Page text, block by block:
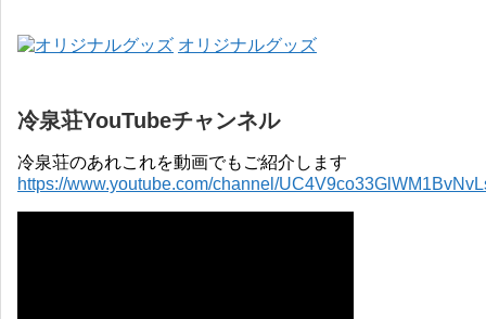
オリジナルグッズ
冷泉荘YouTubeチャンネル
冷泉荘のあれこれを動画でもご紹介します
https://www.youtube.com/channel/